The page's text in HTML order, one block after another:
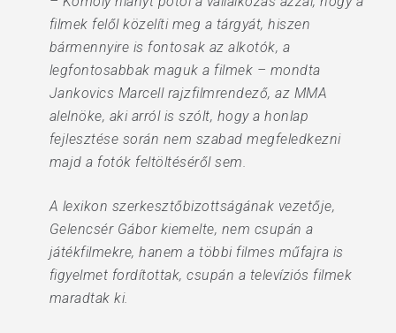
filmek felől közelíti meg a tárgyát, hiszen
bármennyire is fontosak az alkotók, a
legfontosabbak maguk a filmek – mondta
Jankovics Marcell rajzfilmrendező, az MMA
alelnöke, aki arról is szólt, hogy a honlap
fejlesztése során nem szabad megfeledkezni
majd a fotók feltöltéséről sem.
A lexikon szerkesztőbizottságának vezetője,
Gelencsér Gábor kiemelte, nem csupán a
játékfilmekre, hanem a többi filmes műfajra is
figyelmet fordítottak, csupán a televíziós filmek
maradtak ki.